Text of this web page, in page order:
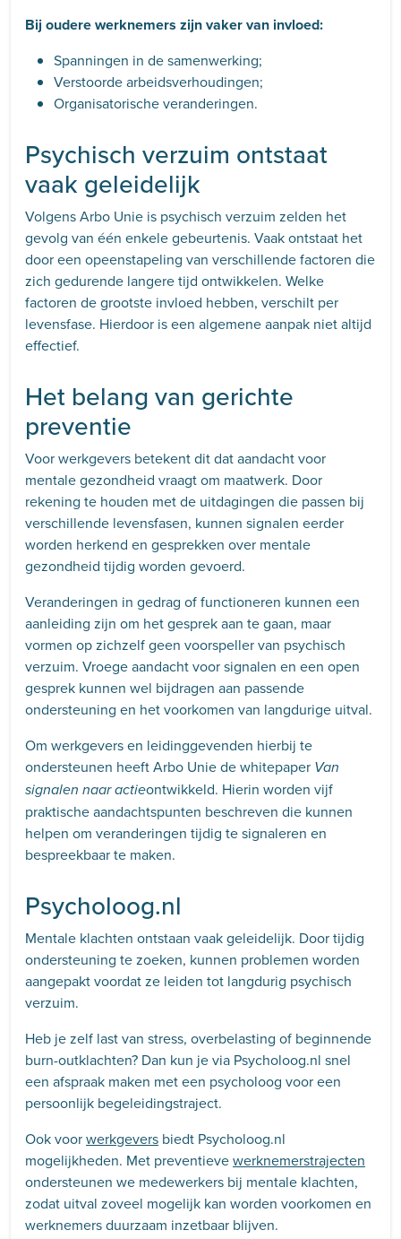
Bij oudere werknemers zijn vaker van invloed:
Spanningen in de samenwerking;
Verstoorde arbeidsverhoudingen;
Organisatorische veranderingen.
Psychisch verzuim ontstaat
vaak geleidelijk
Volgens Arbo Unie is psychisch verzuim zelden het
gevolg van één enkele gebeurtenis. Vaak ontstaat het
door een opeenstapeling van verschillende factoren die
zich gedurende langere tijd ontwikkelen. Welke
factoren de grootste invloed hebben, verschilt per
levensfase. Hierdoor is een algemene aanpak niet altijd
effectief.
Het belang van gerichte
preventie
Voor werkgevers betekent dit dat aandacht voor
mentale gezondheid vraagt om maatwerk. Door
rekening te houden met de uitdagingen die passen bij
verschillende levensfasen, kunnen signalen eerder
worden herkend en gesprekken over mentale
gezondheid tijdig worden gevoerd.
Veranderingen in gedrag of functioneren kunnen een
aanleiding zijn om het gesprek aan te gaan, maar
vormen op zichzelf geen voorspeller van psychisch
verzuim. Vroege aandacht voor signalen en een open
gesprek kunnen wel bijdragen aan passende
ondersteuning en het voorkomen van langdurige uitval.
Om werkgevers en leidinggevenden hierbij te
ondersteunen heeft Arbo Unie de whitepaper Van
signalen naar actieontwikkeld. Hierin worden vijf
praktische aandachtspunten beschreven die kunnen
helpen om veranderingen tijdig te signaleren en
bespreekbaar te maken.
Psycholoog.nl
Mentale klachten ontstaan vaak geleidelijk. Door tijdig
ondersteuning te zoeken, kunnen problemen worden
aangepakt voordat ze leiden tot langdurig psychisch
verzuim.
Heb je zelf last van stress, overbelasting of beginnende
burn-outklachten? Dan kun je via Psycholoog.nl snel
een afspraak maken met een psycholoog voor een
persoonlijk begeleidingstraject.
Ook voorwerkgevers biedt Psycholoog.nl
mogelijkheden. Met preventievewerknemerstrajecten
ondersteunen we medewerkers bij mentale klachten,
zodat uitval zoveel mogelijk kan worden voorkomen en
werknemers duurzaam inzetbaar blijven.